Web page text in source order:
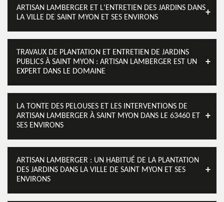
ARTISAN LAMBERGER ET L'ENTRETIEN DES JARDINS DANS
LA VILLE DE SAINT MYON ET SES ENVIRONS
TRAVAUX DE PLANTATION ET ENTRETIEN DE JARDINS
PUBLICS À SAINT MYON : ARTISAN LAMBERGER EST UN
EXPERT DANS LE DOMAINE
LA TONTE DES PELOUSES ET LES INTERVENTIONS DE
ARTISAN LAMBERGER À SAINT MYON DANS LE 63460 ET
SES ENVIRONS
ARTISAN LAMBERGER : UN HABITUÉ DE LA PLANTATION
DES JARDINS DANS LA VILLE DE SAINT MYON ET SES
ENVIRONS